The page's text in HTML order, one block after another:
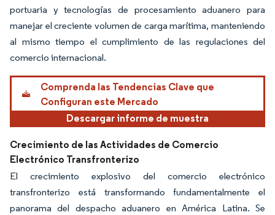
portuaria y tecnologías de procesamiento aduanero para
manejar el creciente volumen de carga marítima, manteniendo
al mismo tiempo el cumplimiento de las regulaciones del
comercio internacional.
Comprenda las Tendencias Clave que
Configuran este Mercado
Descargar informe de muestra
Crecimiento de las Actividades de Comercio
Electrónico Transfronterizo
El crecimiento explosivo del comercio electrónico
transfronterizo está transformando fundamentalmente el
panorama del despacho aduanero en América Latina. Se